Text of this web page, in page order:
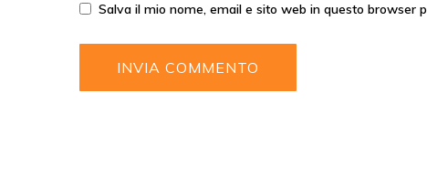
Salva il mio nome, email e sito web in questo browser